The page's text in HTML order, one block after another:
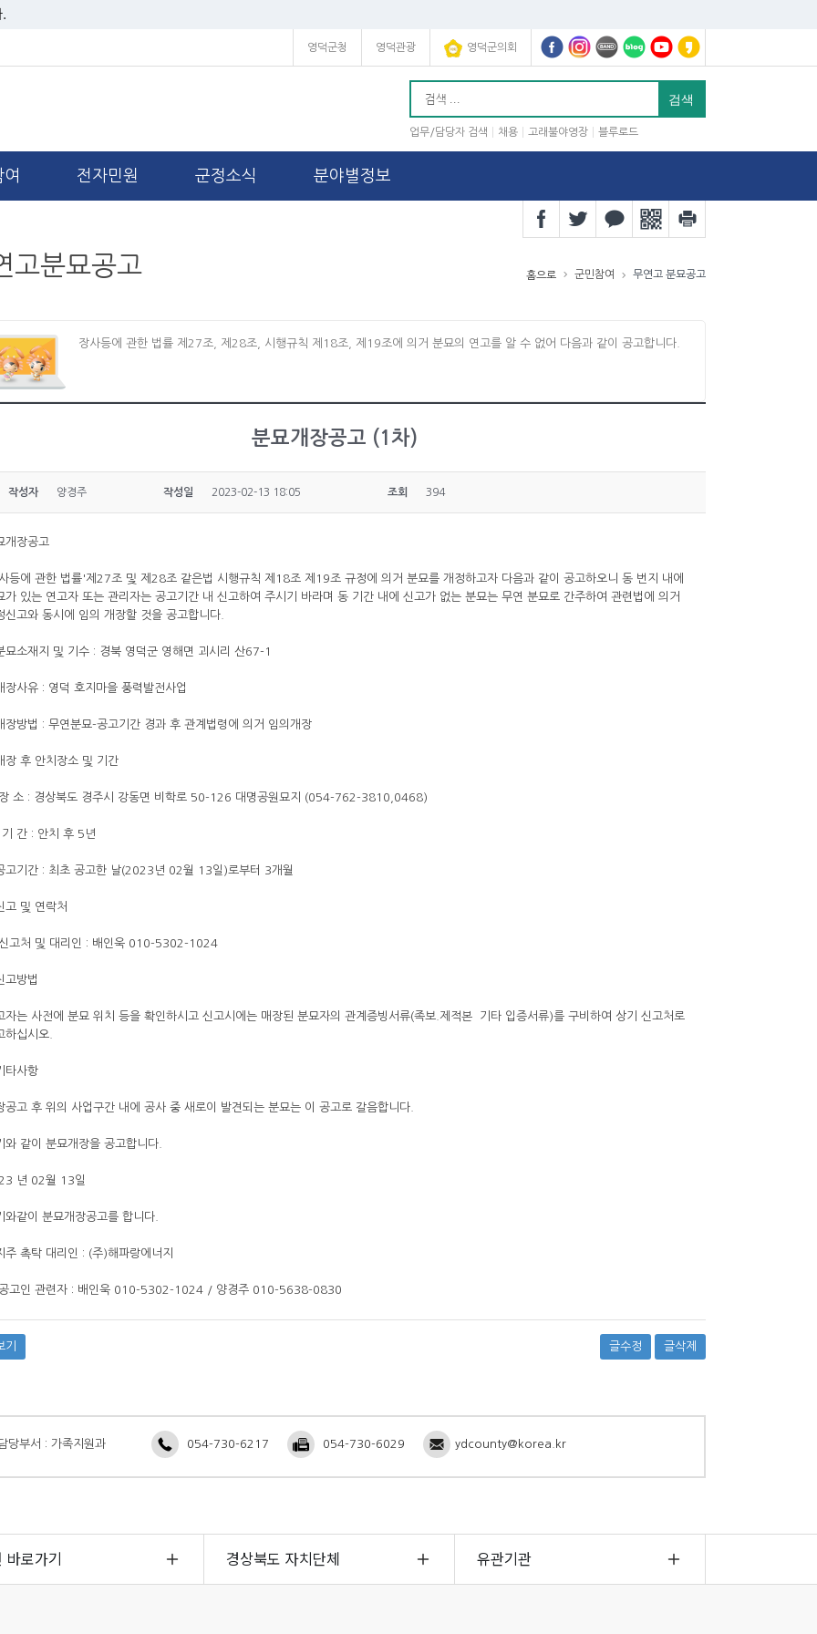
영덕군청 영덕관광 영덕군의회
업무/담당자 검색 채용 고래불야영장 블루로드
전자민원 군정소식 분야별정보
고분묘공고 홈으로 군민참여 무연고 분묘공고
장사등에 관한 법률 제27조, 제28조, 시행규칙 제18조, 제19조에 의거 분묘의 연고를 알 수 없어 다음과 같이 공고합니다.
분묘개장공고 (1차)
작성자 양경주 작성일 2023-02-13 18:05 조회 394
개장공고
등에 관한 법률'제27조 및 제28조 같은법 시행규칙 제18조 제19조 규정에 의거 분묘를 개정하고자 다음과 같이 공고하오니 동 번지 내에
가 있는 연고자 또는 관리자는 공고기간 내 신고하여 주시기 바라며 동 기간 내에 신고가 없는 분묘는 무연 분묘로 간주하여 관련법에 의거
신고와 동시에 임의 개장할 것을 공고합니다.
묘소재지 및 기수 : 경북 영덕군 영해면 괴시리 산67-1
장사유 : 영덕 호지마을 풍력발전사업
장방법 : 무연분묘-공고기간 경과 후 관계법령에 의거 임의개장
장 후 안치장소 및 기간
소 : 경상북도 경주시 강동면 비학로 50-126 대명공원묘지 (054-762-3810,0468)
기 간 : 안치 후 5년
고기간 : 최초 공고한 날(2023년 02월 13일)로부터 3개월
고 및 연락처
고처 및 대리인 : 배인욱 010-5302-1024
고방법
자는 사전에 분묘 위치 등을 확인하시고 신고시에는 매장된 분묘자의 관계증빙서류(족보.제적본 기타 입증서류)를 구비하여 상기 신고처로
하십시오.
타사항
공고 후 위의 사업구간 내에 공사 중 새로이 발견되는 분묘는 이 공고로 갈음합니다.
와 같이 분묘개장을 공고합니다.
년 02월 13일
와같이 분묘개장공고를 합니다.
주 촉탁 대리인 : (주)해파랑에너지
고인 관련자 : 배인욱 010-5302-1024 / 양경주 010-5638-0830
기 글수정 글삭제
당부서 : 가족지원과 054-730-6217 054-730-6029 ydcounty@korea.kr
바로가기 경상북도 자치단체 유관기관